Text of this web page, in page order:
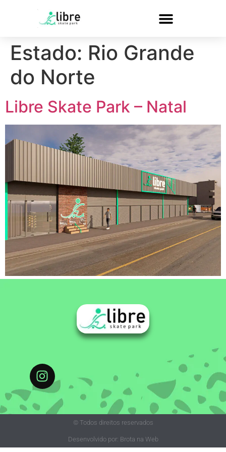
Estado: Rio Grande
do Norte
Libre Skate Park – Natal
© Todos direitos reservados
Desenvolvido por: Brota na Web